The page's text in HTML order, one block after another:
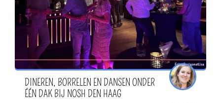
DINEREN, BORRELEN EN DANSEN ONDER
ÉÉN DAK BIJ NOSH DEN HAAG